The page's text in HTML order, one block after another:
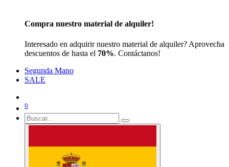
Compra nuestro material de alquiler!
Interesado en adquirir nuestro material de alquiler? Aprovecha
descuentos de hasta el 70%. Contáctanos!
Segunda Mano
SALE
0